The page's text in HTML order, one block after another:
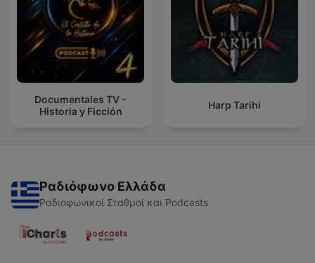
Documentales TV -
Historia y Ficción
Harp Tarihi
Ραδιόφωνο Ελλάδα
Ραδιοφωνικοί Σταθμοί και Podcasts